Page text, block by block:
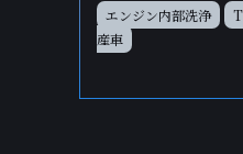
エンジン内部洗浄
産車